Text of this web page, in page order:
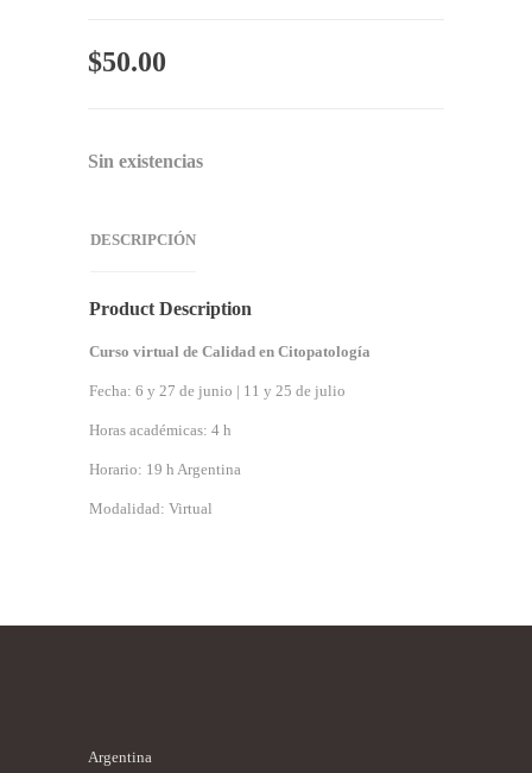
$50.00
Sin existencias
DESCRIPCIÓN
Product Description
Curso virtual de Calidad en Citopatología
Fecha: 6 y 27 de junio | 11 y 25 de julio
Horas académicas: 4 h
Horario: 19 h Argentina
Modalidad: Virtual
Argentina